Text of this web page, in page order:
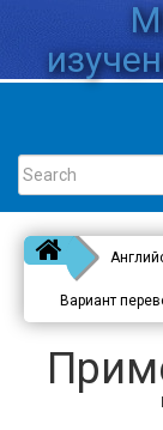
Вариант